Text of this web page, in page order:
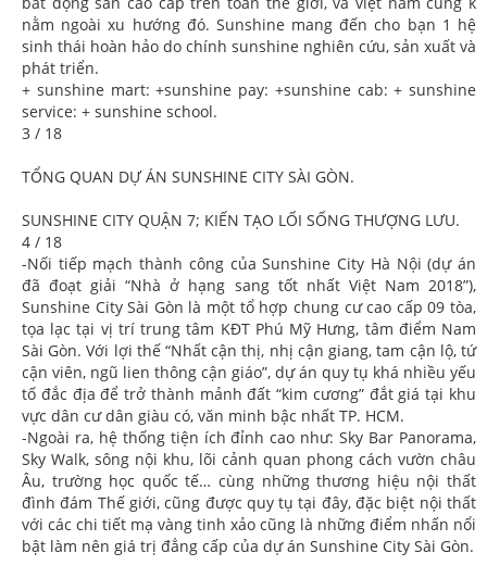
nằm ngoài xu hướng đó. Sunshine mang đến cho bạn 1 hệ
sinh thái hoàn hảo do chính sunshine nghiên cứu, sản xuất và
phát triển.
+ sunshine mart: +sunshine pay: +sunshine cab: + sunshine
service: + sunshine school.
3 / 18
TỔNG QUAN DỰ ÁN SUNSHINE CITY SÀI GÒN.
SUNSHINE CITY QUẬN 7; KIẾN TẠO LỐI SỐNG THƯỢNG LƯU.
4 / 18
-Nối tiếp mạch thành công của Sunshine City Hà Nội (dự án
đã đoạt giải “Nhà ở hạng sang tốt nhất Việt Nam 2018”),
Sunshine City Sài Gòn là một tổ hợp chung cư cao cấp 09 tòa,
tọa lạc tại vị trí trung tâm KĐT Phú Mỹ Hưng, tâm điểm Nam
Sài Gòn. Với lợi thế “Nhất cận thị, nhị cận giang, tam cận lộ, tứ
cận viên, ngũ lien thông cận giáo”, dự án quy tụ khá nhiều yếu
tố đắc địa để trở thành mảnh đất “kim cương” đắt giá tại khu
vực dân cư dân giàu có, văn minh bậc nhất TP. HCM.
-Ngoài ra, hệ thống tiện ích đỉnh cao như: Sky Bar Panorama,
Sky Walk, sông nội khu, lõi cảnh quan phong cách vườn châu
Âu, trường học quốc tế… cùng những thương hiệu nội thất
đình đám Thế giới, cũng được quy tụ tại đây, đặc biệt nội thất
với các chi tiết mạ vàng tinh xảo cũng là những điểm nhấn nổi
bật làm nên giá trị đẳng cấp của dự án Sunshine City Sài Gòn.